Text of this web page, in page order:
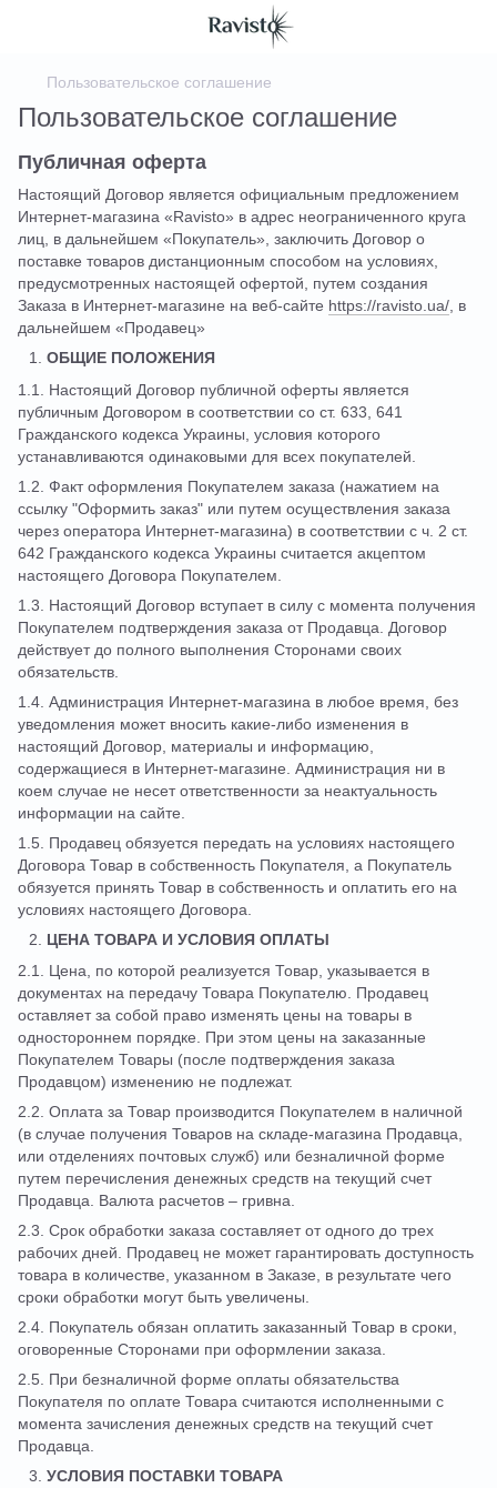
Пользовательское соглашение
Пользовательское соглашение
Публичная оферта
Настоящий Договор является официальным предложением
Интернет-магазина «Ravisto» в адрес неограниченного круга
лиц, в дальнейшем «Покупатель», заключить Договор о
поставке товаров дистанционным способом на условиях,
предусмотренных настоящей офертой, путем создания
Заказа в Интернет-магазине на веб-сайте https://ravisto.ua/, в
дальнейшем «Продавец»
ОБЩИЕ ПОЛОЖЕНИЯ
1.1. Настоящий Договор публичной оферты является
публичным Договором в соответствии со ст. 633, 641
Гражданского кодекса Украины, условия которого
устанавливаются одинаковыми для всех покупателей.
1.2. Факт оформления Покупателем заказа (нажатием на
ссылку "Оформить заказ" или путем осуществления заказа
через оператора Интернет-магазина) в соответствии с ч. 2 ст.
642 Гражданского кодекса Украины считается акцептом
настоящего Договора Покупателем.
1.3. Настоящий Договор вступает в силу с момента получения
Покупателем подтверждения заказа от Продавца. Договор
действует до полного выполнения Сторонами своих
обязательств.
1.4. Администрация Интернет-магазина в любое время, без
уведомления может вносить какие-либо изменения в
настоящий Договор, материалы и информацию,
содержащиеся в Интернет-магазине. Администрация ни в
коем случае не несет ответственности за неактуальность
информации на сайте.
1.5. Продавец обязуется передать на условиях настоящего
Договора Товар в собственность Покупателя, а Покупатель
обязуется принять Товар в собственность и оплатить его на
условиях настоящего Договора.
ЦЕНА ТОВАРА И УСЛОВИЯ ОПЛАТЫ
2.1. Цена, по которой реализуется Товар, указывается в
документах на передачу Товара Покупателю. Продавец
оставляет за собой право изменять цены на товары в
одностороннем порядке. При этом цены на заказанные
Покупателем Товары (после подтверждения заказа
Продавцом) изменению не подлежат.
2.2. Оплата за Товар производится Покупателем в наличной
(в случае получения Товаров на складе-магазина Продавца,
или отделениях почтовых служб) или безналичной форме
путем перечисления денежных средств на текущий счет
Продавца. Валюта расчетов – гривна.
2.3. Срок обработки заказа составляет от одного до трех
рабочих дней. Продавец не может гарантировать доступность
товара в количестве, указанном в Заказе, в результате чего
сроки обработки могут быть увеличены.
2.4. Покупатель обязан оплатить заказанный Товар в сроки,
оговоренные Сторонами при оформлении заказа.
2.5. При безналичной форме оплаты обязательства
Покупателя по оплате Товара считаются исполненными с
момента зачисления денежных средств на текущий счет
Продавца.
УСЛОВИЯ ПОСТАВКИ ТОВАРА